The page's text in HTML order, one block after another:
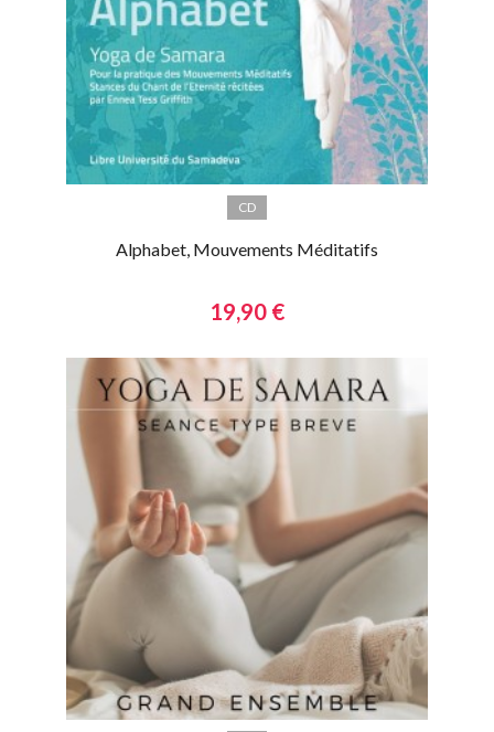
CD
Alphabet, Mouvements Méditatifs
19,90 €